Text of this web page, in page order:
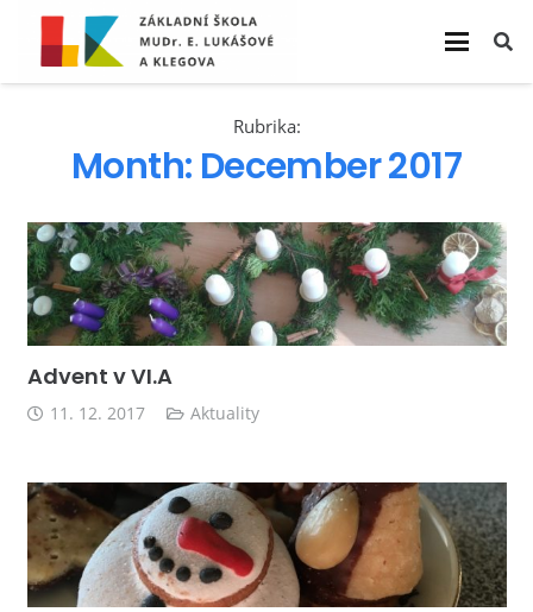
Rubrika:
Month: December 2017
Advent v VI.A
11. 12. 2017 Aktuality